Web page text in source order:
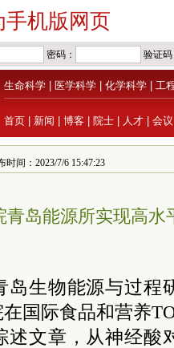
手机版网页
生命科学 医学科学 化学科学 工
首页 新闻 博客 院士 人才 会议
间：2023/7/6 15:47:23
青岛能源所实现高水
岛生物能源与过程
国际食品和营养
述文章，从神经酸